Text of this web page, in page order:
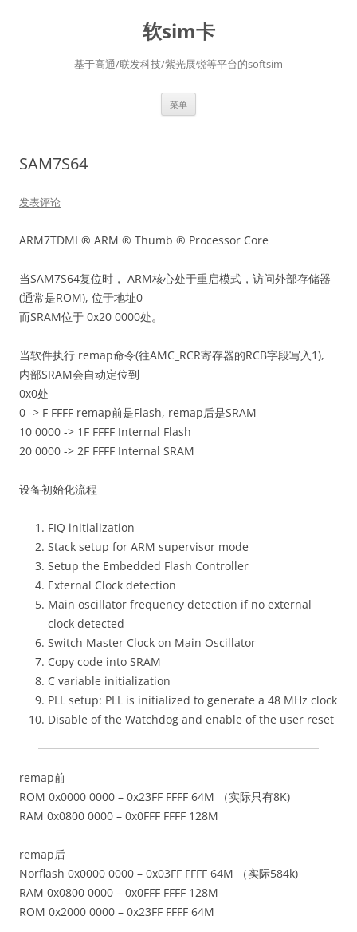
软sim卡
基于高通/联发科技/紫光展锐等平台的softsim
菜单
SAM7S64
发表评论
ARM7TDMI ® ARM ® Thumb ® Processor Core
当SAM7S64复位时， ARM核心处于重启模式，访问外部存储器
(通常是ROM), 位于地址0
而SRAM位于 0x20 0000处。
当软件执行 remap命令(往AMC_RCR寄存器的RCB字段写入1),
内部SRAM会自动定位到
0x0处
0 -> F FFFF remap前是Flash, remap后是SRAM
10 0000 -> 1F FFFF Internal Flash
20 0000 -> 2F FFFF Internal SRAM
设备初始化流程
FIQ initialization
Stack setup for ARM supervisor mode
Setup the Embedded Flash Controller
External Clock detection
Main oscillator frequency detection if no external
clock detected
Switch Master Clock on Main Oscillator
Copy code into SRAM
C variable initialization
PLL setup: PLL is initialized to generate a 48 MHz clock
Disable of the Watchdog and enable of the user reset
remap前
ROM 0x0000 0000 – 0x23FF FFFF 64M （实际只有8K)
RAM 0x0800 0000 – 0x0FFF FFFF 128M
remap后
Norflash 0x0000 0000 – 0x03FF FFFF 64M （实际584k)
RAM 0x0800 0000 – 0x0FFF FFFF 128M
ROM 0x2000 0000 – 0x23FF FFFF 64M